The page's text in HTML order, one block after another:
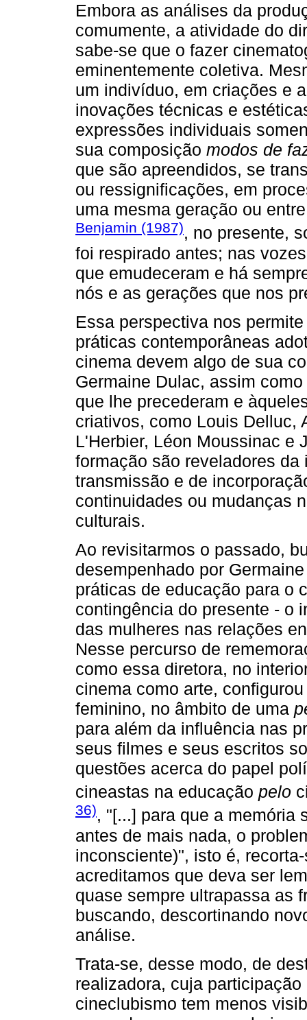
Embora as análises da
comumente, a atividade do
sabe-se que o fazer
eminentemente coletiva.
um indivíduo, em criações e
inovações técnicas e
expressões individuais
sua composição modos de
que são apreendidos, se
ou ressignificações, em
uma mesma geração ou
Benjamin (1987), no presente,
foi respirado antes; nas
que emudeceram e há
nós e as gerações que nos
Essa perspectiva nos
práticas contemporâneas
cinema devem algo de sua
Germaine Dulac, assim
que lhe precederam e
criativos, como Louis Delluc,
L'Herbier, Léon Moussinac e
formação são reveladores
transmissão e de
continuidades ou mudanças
culturais.
Ao revisitarmos o passado,
desempenhado por
práticas de educação para o
contingência do presente - o
das mulheres nas relações
Nesse percurso de
como essa diretora, no
cinema como arte,
feminino, no âmbito de uma
para além da influência nas
seus filmes e seus escritos
questões acerca do papel
cineastas na educação pelo
36), "[...] para que a memória
antes de mais nada, o
inconsciente)", isto é,
acreditamos que deva ser
quase sempre ultrapassa as
buscando, descortinando
análise.
Trata-se, desse modo, de
realizadora, cuja
cineclubismo tem menos